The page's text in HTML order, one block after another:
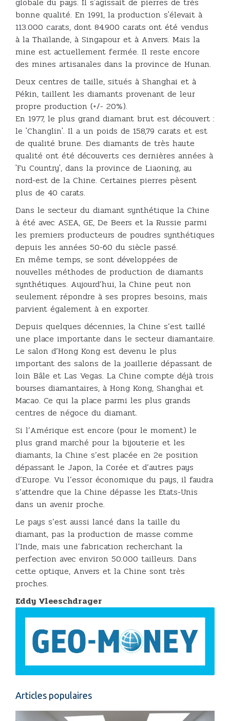
bonne qualité. En 1991, la production s'élevait à
113.000 carats, dont 84.900 carats ont été vendus
à la Thaïlande, à Singapour et à Anvers. Mais la
mine est actuellement fermée. Il reste encore
des mines artisanales dans la province de Hunan.
Deux centres de taille, situés à Shanghai et à
Pékin, taillent les diamants provenant de leur
propre production (+/- 20%).
En 1977, le plus grand diamant brut est découvert :
le 'Changlin'. Il a un poids de 158,79 carats et est
de qualité brune. Des diamants de très haute
qualité ont été découverts ces dernières années à
'Fu Country', dans la province de Liaoning, au
nord-est de la Chine. Certaines pierres pèsent
plus de 40 carats.
Dans le secteur du diamant synthétique la Chine
à été avec ASEA, GE, De Beers et la Russie parmi
les premiers producteurs de poudres synthétiques
depuis les années 50-60 du siècle passé.
En même temps, se sont développées de
nouvelles méthodes de production de diamants
synthétiques. Aujourd’hui, la Chine peut non
seulement répondre à ses propres besoins, mais
parvient également à en exporter.
Depuis quelques décennies, la Chine s’est taillé
une place importante dans le secteur diamantaire.
Le salon d’Hong Kong est devenu le plus
important des salons de la joaillerie dépassant de
loin Bâle et Las Vegas. La Chine compte déjà trois
bourses diamantaires, à Hong Kong, Shanghai et
Macao. Ce qui la place parmi les plus grands
centres de négoce du diamant.
Si l’Amérique est encore (pour le moment) le
plus grand marché pour la bijouterie et les
diamants, la Chine s’est placée en 2e position
dépassant le Japon, la Corée et d’autres pays
d’Europe. Vu l’essor économique du pays, il faudra
s’attendre que la Chine dépasse les Etats-Unis
dans un avenir proche.
Le pays s’est aussi lancé dans la taille du
diamant, pas la production de masse comme
l’Inde, mais une fabrication recherchant la
perfection avec environ 50.000 tailleurs. Dans
cette optique, Anvers et la Chine sont très
proches.
Eddy Vleeschdrager
Articles populaires